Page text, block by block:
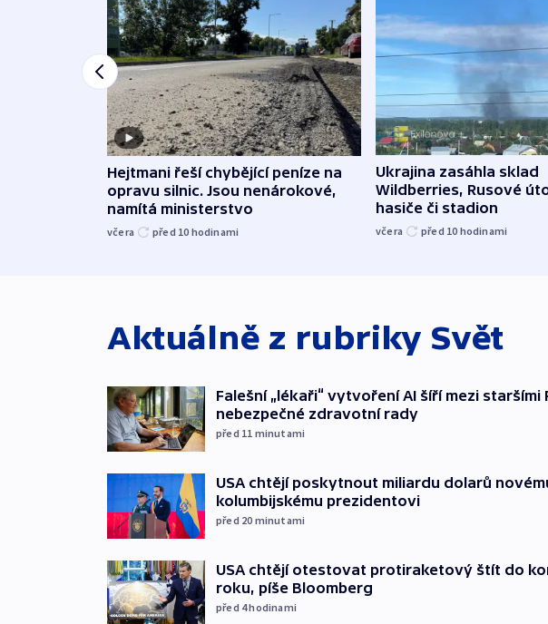
Hejtmani řeší chybějící peníze na
opravu silnic. Jsou nenárokové,
namítá ministerstvo
včera před 10 hodinami
Ukrajina zasáhla sklad
Wildberries, Rusové
hasiče či stadion
včera před 10 hodinami
Aktuálně z rubriky Svět
Falešní „lékaři“ vytvoření AI šíří mezi staršími
nebezpečné zdravotní rady
před 11 minutami
USA chtějí poskytnout miliardu dolarů
kolumbijskému prezidentovi
před 20 minutami
USA chtějí otestovat protiraketový štít do
roku, píše Bloomberg
před 4hodinami